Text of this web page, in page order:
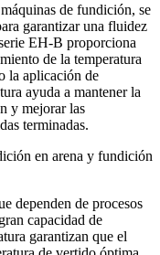
de fundición, se
garantizar una fluidez
EH‑B proporciona
de la temperatura
la aplicación de
ayuda a mantener la
y mejorar las
terminadas.
en arena y fundición
dependen de procesos
capacidad de
garantizan que el